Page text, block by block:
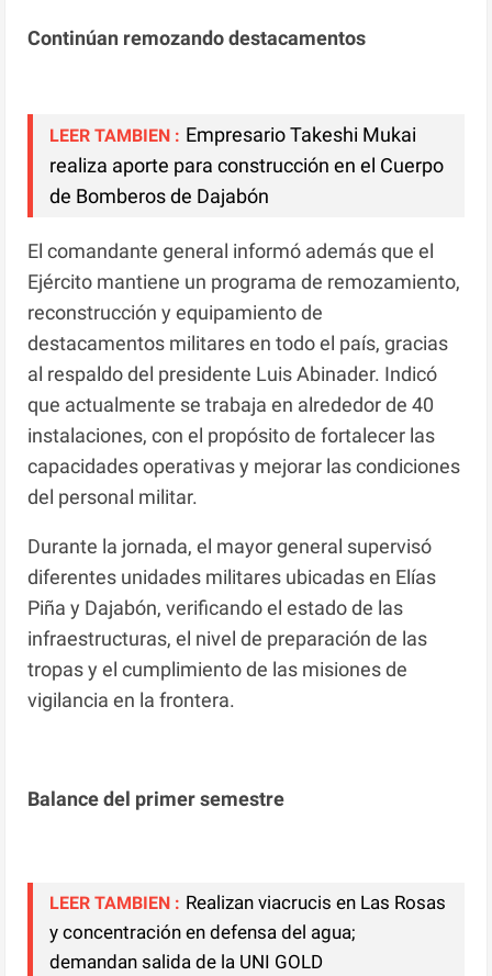
Continúan remozando destacamentos
LEER TAMBIEN : Empresario Takeshi Mukai
realiza aporte para construcción en el Cuerpo
de Bomberos de Dajabón
El comandante general informó además que el
Ejército mantiene un programa de remozamiento,
reconstrucción y equipamiento de
destacamentos militares en todo el país, gracias
al respaldo del presidente Luis Abinader. Indicó
que actualmente se trabaja en alrededor de 40
instalaciones, con el propósito de fortalecer las
capacidades operativas y mejorar las condiciones
del personal militar.
Durante la jornada, el mayor general supervisó
diferentes unidades militares ubicadas en Elías
Piña y Dajabón, verificando el estado de las
infraestructuras, el nivel de preparación de las
tropas y el cumplimiento de las misiones de
vigilancia en la frontera.
Balance del primer semestre
LEER TAMBIEN : Realizan viacrucis en Las Rosas
y concentración en defensa del agua;
demandan salida de la UNI GOLD